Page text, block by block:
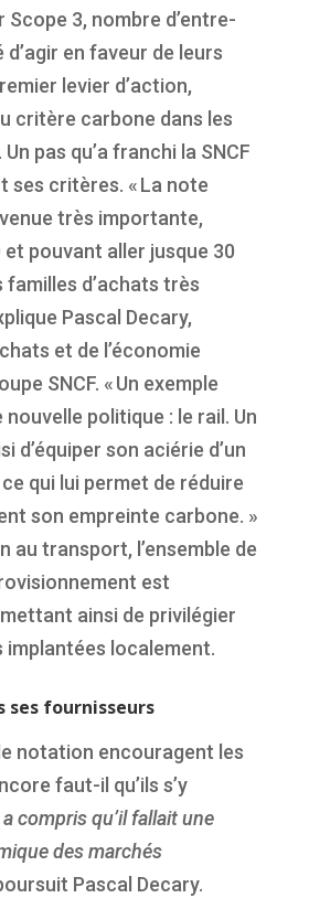
Scope 3, nombre d’entre-
d’agir en faveur de leurs
levier d’action,
critère carbone dans les
. Un pas qu’a franchi la SNCF
ses critères. «La note
très importante,
et pouvant aller jusque 30
familles d’achats très
Pascal Decary,
et de l’économie
SNCF. «Un exemple
nouvelle politique : le rail. Un
d’équiper son aciérie d’un
ce qui lui permet de réduire
son empreinte carbone. »
au transport, l’ensemble de
est
ainsi de privilégier
implantées localement.
ses fournisseurs
notation encouragent les
faut-il qu’ils s’y
a compris qu’il fallait une
des marchés
Pascal Decary.